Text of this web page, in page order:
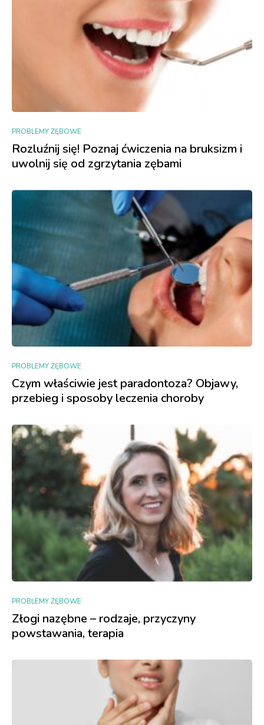
PROBLEMY ZĘBOWE
Rozluźnij się! Poznaj ćwiczenia na bruksizm i
uwolnij się od zgrzytania zębami
PROBLEMY ZĘBOWE
Czym właściwie jest paradontoza? Objawy,
przebieg i sposoby leczenia choroby
PROBLEMY ZĘBOWE
Złogi nazębne – rodzaje, przyczyny
powstawania, terapia